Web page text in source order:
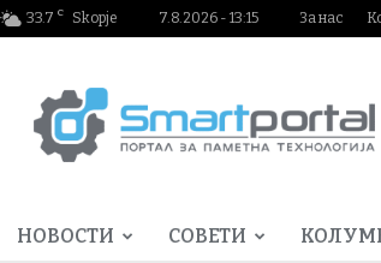
33.7 C Skopje 7.8.2026 - 13:15 За нас
НОВОСТИ СОВЕТИ